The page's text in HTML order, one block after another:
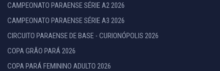
CAMPEONATO PARAENSE SÉRIE A2 2026
CAMPEONATO PARAENSE SÉRIE A3 2026
CIRCUITO PARAENSE DE BASE - CURIONÓPOLIS 2026
COPA GRÃO PARÁ 2026
COPA PARÁ FEMININO ADULTO 2026